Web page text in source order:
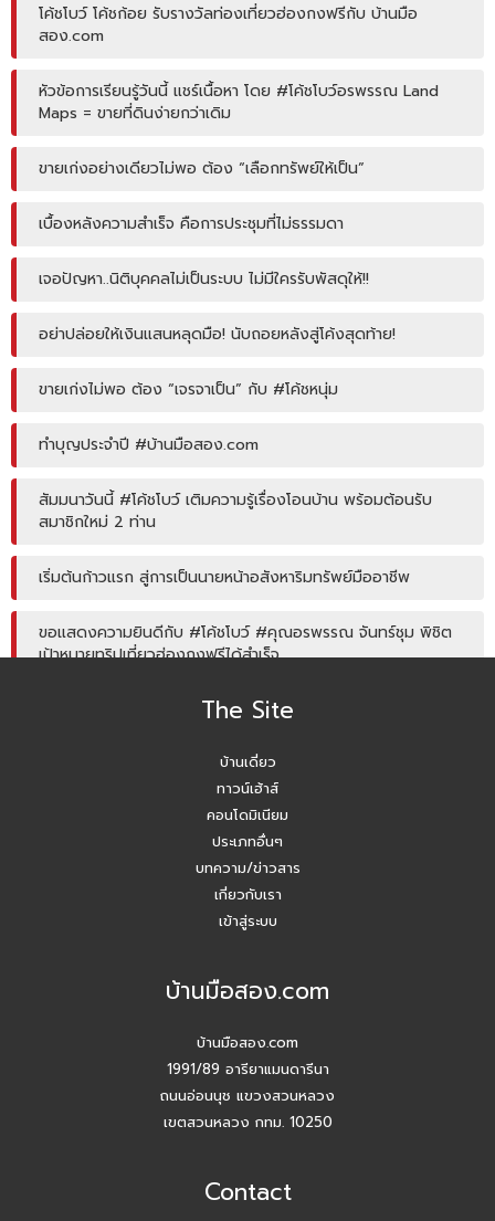
โค้ชโบว์ โค้ชก้อย รับรางวัลท่องเที่ยวฮ่องกงฟรีกับ บ้านมือ
สอง.com
หัวข้อการเรียนรู้วันนี้ แชร์เนื้อหา โดย #โค้ชโบว์อรพรรณ Land
Maps = ขายที่ดินง่ายกว่าเดิม
ขายเก่งอย่างเดียวไม่พอ ต้อง “เลือกทรัพย์ให้เป็น”
เบื้องหลังความสำเร็จ คือการประชุมที่ไม่ธรรมดา
เจอปัญหา..นิติบุคคลไม่เป็นระบบ ไม่มีใครรับพัสดุให้!!
อย่าปล่อยให้เงินแสนหลุดมือ! นับถอยหลังสู่โค้งสุดท้าย!
ขายเก่งไม่พอ ต้อง “เจรจาเป็น” กับ #โค้ชหนุ่ม
ทำบุญประจำปี #บ้านมือสอง.com
สัมมนาวันนี้ #โค้ชโบว์ เติมความรู้เรื่องโอนบ้าน พร้อมต้อนรับ
สมาชิกใหม่ 2 ท่าน
เริ่มต้นก้าวแรก สู่การเป็นนายหน้าอสังหาริมทรัพย์มืออาชีพ
ขอแสดงความยินดีกับ #โค้ชโบว์ #คุณอรพรรณ จันทร์ชุม พิชิต
เป้าหมายทริปเที่ยวฮ่องกงฟรีได้สำเร็จ
โค้ชหนุ่ม แชร์หัวข้อการลงพื้นที่หาลิสโครงการปิด/เปิด
Agent บ้านมือสอง รับมัดจำอีกแล้ว!! คุณเอญดา (คุณหนิง)
บ้านมือสอง.com ประชุมหารือเชิงกลยุทธ์กับเจ้าหน้าที่ธนาคาร
ปี 2026 #Agentบ้านมือสอง.com มี Listing ฝากขายเยอะ
สัมมนาวันนี้ เพื่อยอดขายที่เติบโตในวันหน้า
สัมมนา AGENT บ้านมือสอง.com วันพุธ 24 ธ.ค. 68
กิจกรรมปีใหม่ บ้านมือสอง.com
The Site
บ้านเดี่ยว
ทาวน์เฮ้าส์
คอนโดมิเนียม
ประเภทอื่นๆ
บทความ/ข่าวสาร
เกี่ยวกับเรา
เข้าสู่ระบบ
บ้านมือสอง.com
บ้านมือสอง.com
1991/89 อารียาแมนดารีนา
ถนนอ่อนนุช แขวงสวนหลวง
เขตสวนหลวง กทม. 10250
Contact